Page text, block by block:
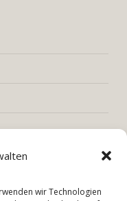
wir Technologien